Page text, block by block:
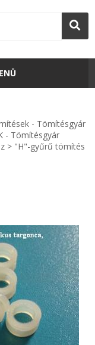
- Tömítésgyár
- Tömítésgyár
> "H"-gyűrű tömítés